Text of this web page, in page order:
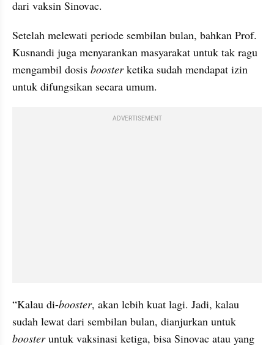
dari vaksin Sinovac.
Setelah melewati periode sembilan bulan, bahkan Prof.
Kusnandi juga menyarankan masyarakat untuk tak ragu
mengambil dosis booster ketika sudah mendapat izin
untuk difungsikan secara umum.
ADVERTISEMENT
“Kalau di-booster, akan lebih kuat lagi. Jadi, kalau
booster untuk vaksinasi ketiga, bisa Sinovac atau yang